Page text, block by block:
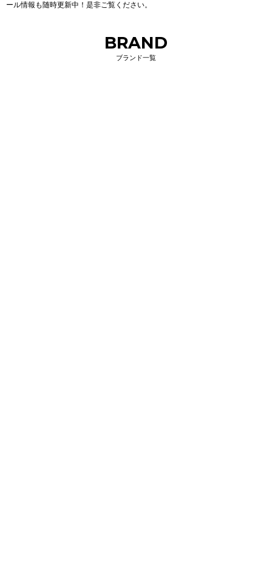
ール情報も随時更新中！是非ご覧ください。
BRAND
ブランド一覧